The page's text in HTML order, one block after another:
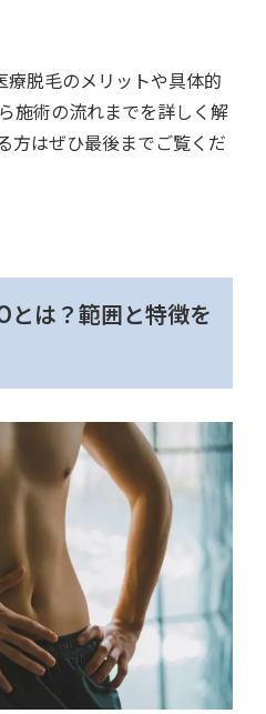
脱毛のメリットや具体的
施術の流れまでを詳しく解
方はぜひ最後までご覧くだ
とは？範囲と特徴を